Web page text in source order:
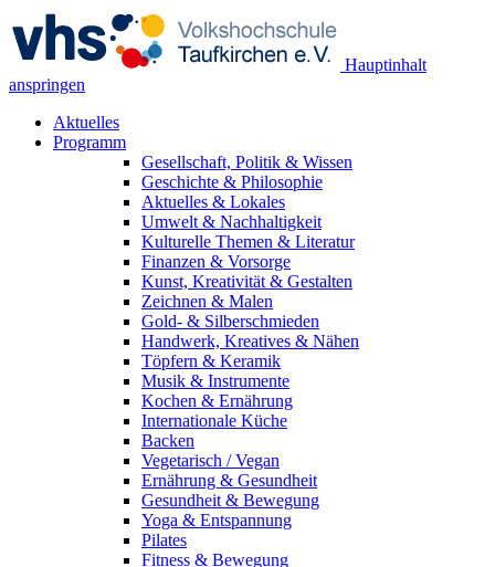
Hauptinhalt
anspringen
Aktuelles
Programm
Gesellschaft, Politik & Wissen
Geschichte & Philosophie
Aktuelles & Lokales
Umwelt & Nachhaltigkeit
Kulturelle Themen & Literatur
Finanzen & Vorsorge
Kunst, Kreativität & Gestalten
Zeichnen & Malen
Gold- & Silberschmieden
Handwerk, Kreatives & Nähen
Töpfern & Keramik
Musik & Instrumente
Kochen & Ernährung
Internationale Küche
Backen
Vegetarisch / Vegan
Ernährung & Gesundheit
Gesundheit & Bewegung
Yoga & Entspannung
Pilates
Fitness & Bewegung